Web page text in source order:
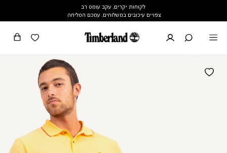
לקוחות יקרים, עקב עומס רב
צפויים עיכובים במשלוחים. עמכם הסליחה